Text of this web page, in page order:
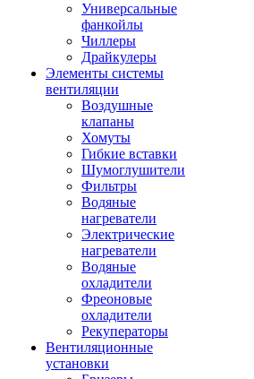
Универсальные
фанкойлы
Чиллеры
Драйкулеры
Элементы системы
вентиляции
Воздушные
клапаны
Хомуты
Гибкие вставки
Шумоглушители
Фильтры
Водяные
нагреватели
Электрические
нагреватели
Водяные
охладители
Фреоновые
охладители
Рекуператоры
Вентиляционные
установки